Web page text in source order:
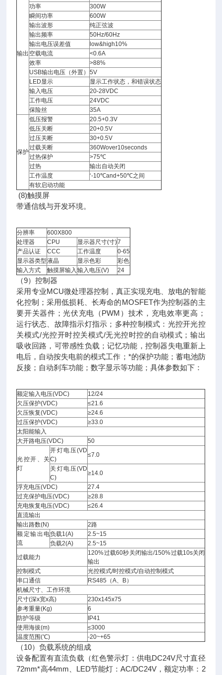
输出
功率
300W
瞬间功率
600W
输出波形
纯正弦波
输出频率
50Hz/60Hz
输出电压误差值
low&high10%
空载电流
<0.6A
效率
>88%
USB输出电压（外置） 5V
LED显示
显示工作状态，和错误状态
输入电压
20-28VDC
工作电压
24VDC
保险丝
35A
保护
低压报警
20.5+0.3V
低压关断
20+0.5V
过压关断
30+0.5V
过载关断
360Wover10seconds
过热保护
>75℃
过热
输出自动关闭
工作温度
‘-10℃and+50℃之间
有软启动功能
(8)触摸屏
带通信线与开发环境。
分辨率
600X800
处理器
CPU 显示器尺寸(寸)7
产品认证
CCC 工作温度
0-65
显示器类型液晶 显示色彩
彩色
输入方式
触摸屏输入 输入电压(V) 24
（9）控制器
采用专业MCU微处理器控制，真正实现充电、放电的智能
化控制；采用低损耗、长寿命的MOSFET作为控制器的主
要开关器件；光伏充电（PWM）技术，充电效率更高；
运行状态、故障指示灯指示；多种控制模式：光控开光控
关模式/光控开时控关模式/无光控时控的自动模式；输出
吸收回路，可带感性负载；记忆功能，控制器失电重新上
电后，自动按失电前的模式工作；*的保护功能；蓄电池防
反接；自动刹车功能；数字显示等功能；具体参数如下：
额定输入电压(VDC)
12/24
欠压保护(VDC)
≤21.6
欠压恢复(VDC)
≥24.6
过压保护(VDC)
≥33.0
太阳能输入
大开路电压(VDC)
50
光控开、关
灯
开灯电压(VD
C)
≤7.0
关灯电压(VD
C)
≥14.0
浮充电压(VDC)
27.4
过充保护电压(VDC)
≥28.8
充电恢复电压(VDC)
≤26.4
直流输出
输出路数(N)
2路
额定输出电
流
负载1(A)
2.5~15
负载2(A)
2.5~15
过载能力
120%过载60秒关闭输出/150%过载10s关闭
输出
控制模式
光控模式/时控模式/自动控制模式
串口通信
RS485（A、B）
机械尺寸、工作环境
尺寸(深x宽x高)
230x145x75
参考重量(Kg)
6
防护等级
IP41
使用海拔(m)
≤3000
温度范围(℃)
-20~+65
（10）负载系统的组成
设备配置有直流负载（红色警示灯：供电DC24V尺寸直径
72mm*高44mm、LED节能灯：AC/DC24V，额定功率：2